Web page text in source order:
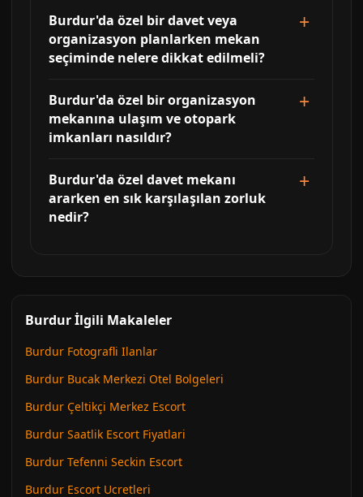
Burdur'da özel bir davet veya
organizasyon planlarken mekan
seçiminde nelere dikkat edilmeli?
Burdur'da özel bir organizasyon
mekanına ulaşım ve otopark
imkanları nasıldır?
Burdur'da özel davet mekanı
ararken en sık karşılaşılan zorluk
nedir?
Burdur İlgili Makaleler
Burdur Fotografli Ilanlar
Burdur Bucak Merkezi Otel Bolgeleri
Burdur Çeltikçi Merkez Escort
Burdur Saatlik Escort Fiyatlari
Burdur Tefenni Seckin Escort
Burdur Escort Ucretleri